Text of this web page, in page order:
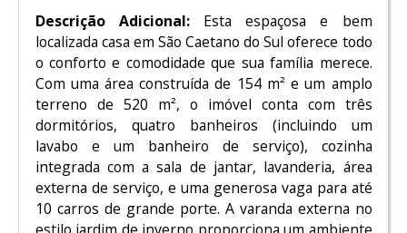
Descrição Adicional:Esta espaçosa e bem
localizada casa em São Caetano do Sul oferece todo
o conforto e comodidade que sua família merece.
Com uma área construída de 154 m² e um amplo
terreno de 520 m², o imóvel conta com três
dormitórios, quatro banheiros (incluindo um
lavabo e um banheiro de serviço), cozinha
integrada com a sala de jantar, lavanderia, área
externa de serviço, e uma generosa vaga para até
10 carros de grande porte. A varanda externa no